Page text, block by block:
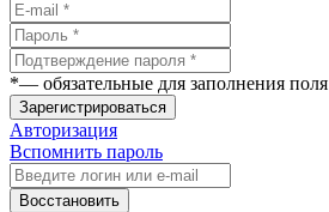
*— обязательные для заполнения поля
Зарегистрироваться
Авторизация
Вспомнить пароль
Восстановить